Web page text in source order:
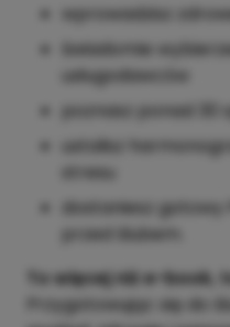
wprowadzisz
świadomie
usługodawców
poznasz ponad
ustalisz
stresu
dostaniesz gotowy
przed ślubem.
To więcej niż e-
Przygotowując się do